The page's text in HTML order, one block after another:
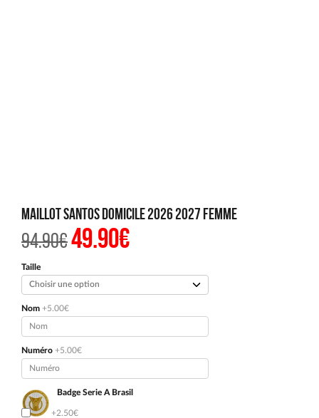
Maillot Santos Domicile 2026 2027 Femme
94.90€Le
prix
était :
94.90€.
49.90€Le
prix
est :
49.90€.
Taille
Nom +5.00€
Numéro +5.00€
Badge Serie A Brasil
Oui +2.50€